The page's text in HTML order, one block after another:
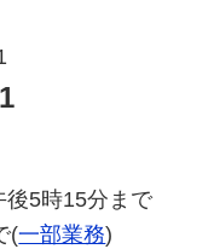
後5時15分まで
(一部業務)